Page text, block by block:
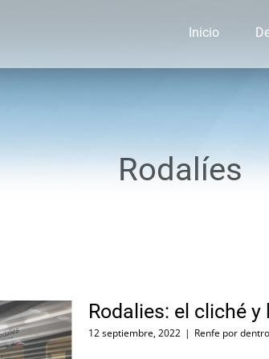
Inicio
Rodalíes
Rodalies: el cliché y
12 septiembre, 2022 | Renfe por dentro